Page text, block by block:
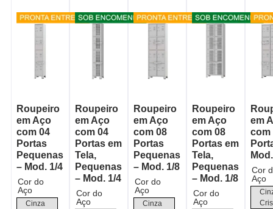
Roupeiro
em Aço
com 04
Portas
Pequenas
– Mod. 1/4
Cor do
Aço
Cinza
Roupeiro
em Aço
com 04
Portas em
Tela,
Pequenas
– Mod. 1/4
Cor do
Aço
Roupeiro
em Aço
com 08
Portas
Pequenas
– Mod. 1/8
Cor do
Aço
Cinza
Roupeiro
em Aço
com 08
Portas em
Tela,
Pequenas
– Mod. 1/8
Cor do
Aço
em
com
Cor
Aço